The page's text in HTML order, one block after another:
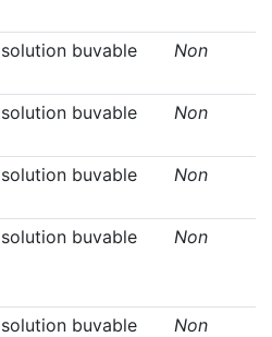
solution buvable Non
solution buvable Non
solution buvable Non
solution buvable Non
solution buvable Non